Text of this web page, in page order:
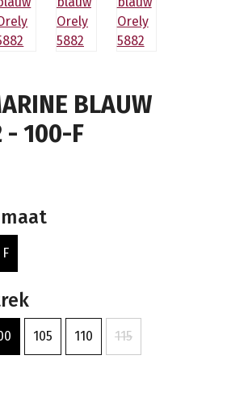
BLAUW
- 100-F
F
105 110 115